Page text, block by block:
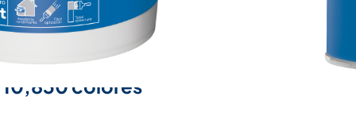
10,830 colores